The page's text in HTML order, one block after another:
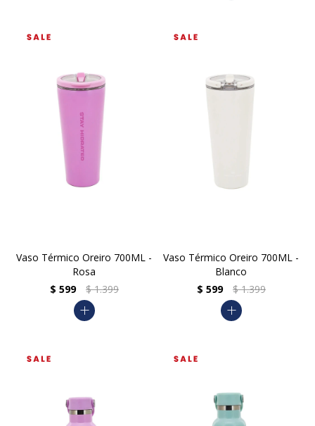
Vaso Térmico Oreiro 700ML -
Rosa
$ 599 $ 1.399
add
Vaso Térmico Oreiro 700ML -
Blanco
$ 599 $ 1.399
add